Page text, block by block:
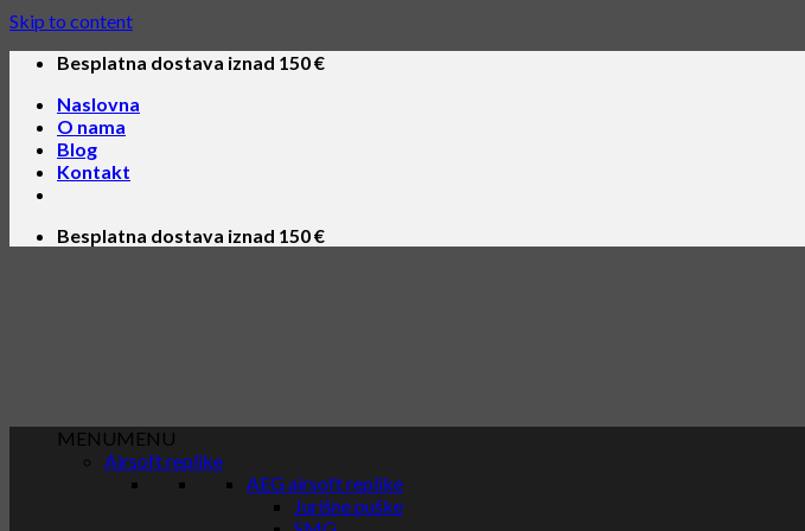
Skip to content
Besplatna dostava iznad 150 €
Naslovna
O nama
Blog
Kontakt
Besplatna dostava iznad 150 €
MENUMENU
Airsoft replike
AEG airsoft replike
Jurišne puške